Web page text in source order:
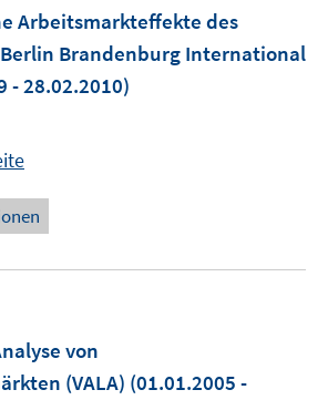
Arbeitsmarkteffekte des
Brandenburg International
- 28.02.2010)
von
(VALA) (01.01.2005 -